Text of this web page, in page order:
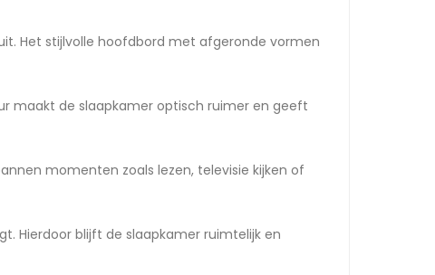
Het stijlvolle hoofdbord met afgeronde vormen
maakt de slaapkamer optisch ruimer en geeft
momenten zoals lezen, televisie kijken of
Hierdoor blijft de slaapkamer ruimtelijk en